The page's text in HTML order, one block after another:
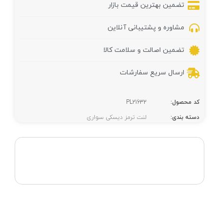
تضمین بهترین قیمت بازار
مشاوره و پشتیبانی آنلاین
تضمین اصالت و سلامت کالا
ارسال سریع سفارشات
کد محصول:
PL21632
دسته بندی:
لنت ترمز دیسکی سواری